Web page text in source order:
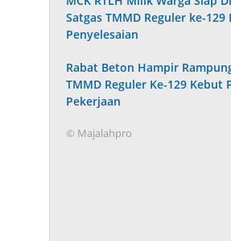
Satgas TMMD Reguler ke-129
Penyelesaian
Rabat Beton Hampir
TMMD Reguler Ke-129 Kebut
Pekerjaan
© Majalahpro